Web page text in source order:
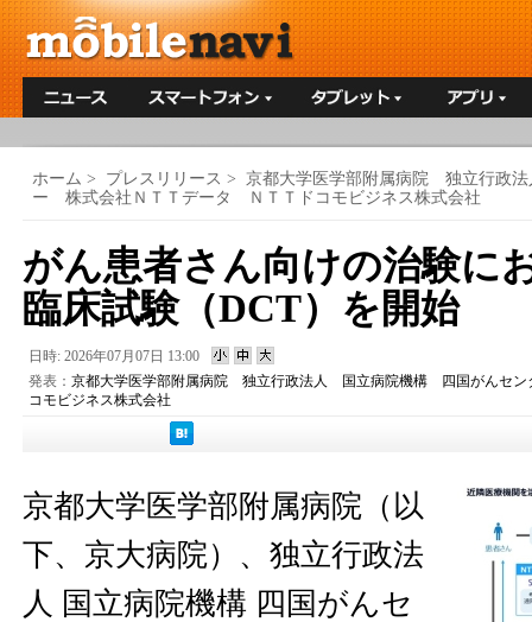
ホーム > プレスリリース > 京都大学医学部附属病院 独立行政
ー 株式会社ＮＴＴデータ ＮＴＴドコモビジネス株式会社
がん患者さん向けの治験に
臨床試験（DCT）を開始
日時: 2026年07月07日 13:00
発表： 京都大学医学部附属病院 独立行政法人 国立病院機構 四国がんセ
コモビジネス株式会社
京都大学医学部附属病院（以
下、京大病院）、独立行政法
人 国立病院機構 四国がんセ